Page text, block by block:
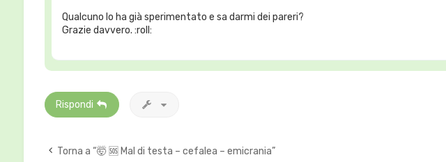
Qualcuno lo ha già sperimentato e sa darmi dei pareri?
Grazie davvero. :roll:
Rispondi
Torna a “🤯 🆘 Mal di testa – cefalea – emicrania”